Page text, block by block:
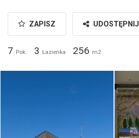
ZAPISZ UDOSTĘPNIJ
7 Pok. 3 Łazienka 256 m2